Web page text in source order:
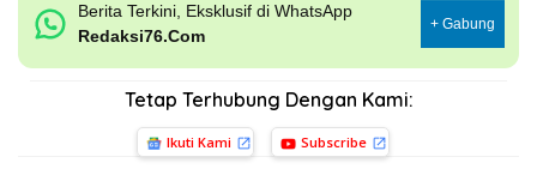
Berita Terkini, Eksklusif di WhatsApp
Redaksi76.Com
+ Gabung
Tetap Terhubung Dengan Kami:
Ikuti Kami Subscribe